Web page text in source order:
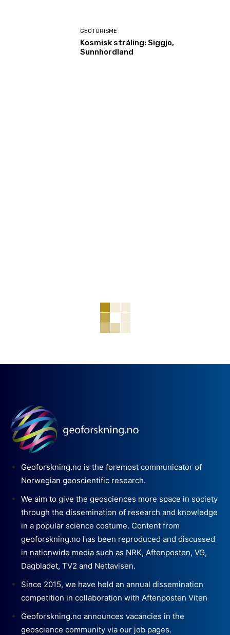
GEOTURISME
Kosmisk stråling: Siggjo,
Sunnhordland
Geoforskning.no is the foremost communicator of
Norwegian geoscientific research.
We aim to give the geosciences more space in society
through the dissemination of research and knowledge
in a popular science costume. Content from
geoforskning.no has been reproduced and discussed
in nationwide media such as NRK, Aftenposten, VG,
Dagbladet, TV2 and Nettavisen.
Since 2015, we have held an annual dissemination
competition in collaboration with Aftenposten Viten
Geoforskning.no announces vacancies in the
geoscience community via our job pages.